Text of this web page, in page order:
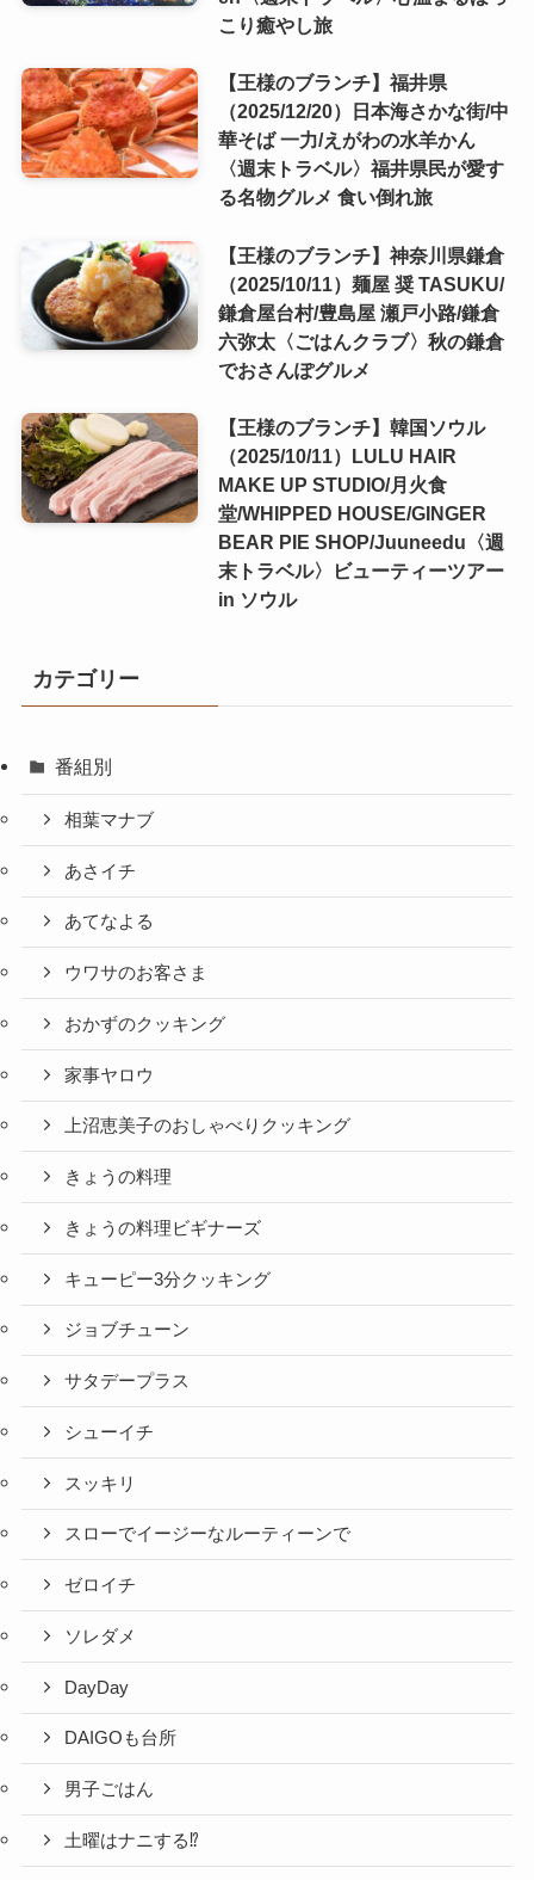
こり癒やし旅
【王様のブランチ】福井県
（2025/12/20）日本海さかな街/中
華そば 一力/えがわの水羊かん
〈週末トラベル〉福井県民が愛す
る名物グルメ 食い倒れ旅
【王様のブランチ】神奈川県鎌倉
（2025/10/11）麺屋 奨 TASUKU/
鎌倉屋台村/豊島屋 瀬戸小路/鎌倉
六弥太〈ごはんクラブ〉秋の鎌倉
でおさんぽグルメ
【王様のブランチ】韓国ソウル
（2025/10/11）LULU HAIR
MAKE UP STUDIO/月火食
堂/WHIPPED HOUSE/GINGER
BEAR PIE SHOP/Juuneedu〈週
末トラベル〉ビューティーツアー
in ソウル
カテゴリー
番組別
相葉マナブ
あさイチ
あてなよる
ウワサのお客さま
おかずのクッキング
家事ヤロウ
上沼恵美子のおしゃべりクッキング
きょうの料理
きょうの料理ビギナーズ
キューピー3分クッキング
ジョブチューン
サタデープラス
シューイチ
スッキリ
スローでイージーなルーティーンで
ゼロイチ
ソレダメ
DayDay
DAIGOも台所
男子ごはん
土曜はナニする⁉